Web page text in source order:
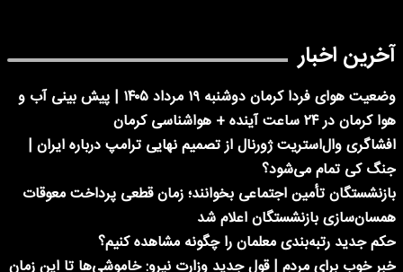
آخرین اخبار
وضعیت هوای فردا کرمان دوشنبه ۱۹ مرداد ۱۴۰۵ | پیش بینی آب و
هوا کرمان در ۲۴ ساعت آینده + هواشناسی کرمان
افشاگری وال‌استریت ژورنال از تصمیم نهایی ترامپ درباره ایران |
جنگ کی تمام می‌شود؟
بازنشستگان تأمین اجتماعی بخوانند؛ زمان قطعی پرداخت معوقات
همسان‌سازی بازنشستگان اعلام شد
حکم جدید رتبه‌بندی معلمان را چگونه مشاهده کنیم؟